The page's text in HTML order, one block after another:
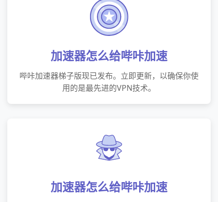
加速器怎么给哔咔加速
哔咔加速器梯子版现已发布。立即更新，以确保你使
用的是最先进的VPN技术。
加速器怎么给哔咔加速